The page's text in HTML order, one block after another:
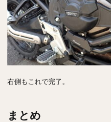
右側もこれで完了。
まとめ